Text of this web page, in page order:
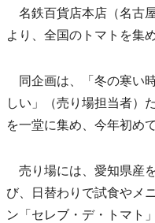
名鉄百貨店本店（名古
より、全国のトマトを集
同企画は、「冬の寒い
しい」（売り場担当者）
を一堂に集め、今年初め
売り場には、愛知県産
び、日替わりで試食やメ
ン「セレブ・デ・トマト